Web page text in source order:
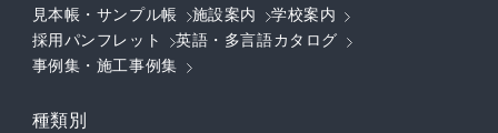
見本帳・サンプル帳
施設案内
学校案内
採用パンフレット
英語・多言語カタログ
事例集・施工事例集
種類別